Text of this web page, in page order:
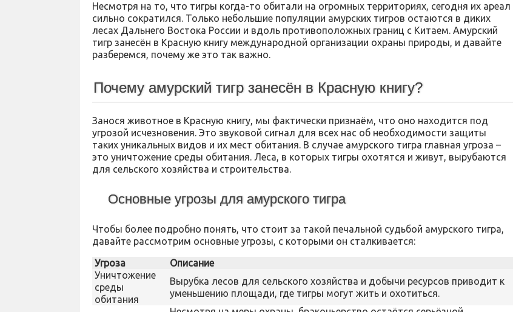
Несмотря на то, что тигры когда-то обитали на огромных территориях, сегодня их ареал
сильно сократился. Только небольшие популяции амурских тигров остаются в диких
лесах Дальнего Востока России и вдоль противоположных границ с Китаем. Амурский
тигр занесён в Красную книгу международной организации охраны природы, и давайте
разберемся, почему же это так важно.
Почему амурский тигр занесён в Красную книгу?
Занося животное в Красную книгу, мы фактически признаём, что оно находится под
угрозой исчезновения. Это звуковой сигнал для всех нас об необходимости защиты
таких уникальных видов и их мест обитания. В случае амурского тигра главная угроза –
это уничтожение среды обитания. Леса, в которых тигры охотятся и живут, вырубаются
для сельского хозяйства и строительства.
Основные угрозы для амурского тигра
Чтобы более подробно понять, что стоит за такой печальной судьбой амурского тигра,
давайте рассмотрим основные угрозы, с которыми он сталкивается:
Угроза
Описание
Уничтожение
среды
обитания
Вырубка лесов для сельского хозяйства и добычи ресурсов приводит к
уменьшению площади, где тигры могут жить и охотиться.